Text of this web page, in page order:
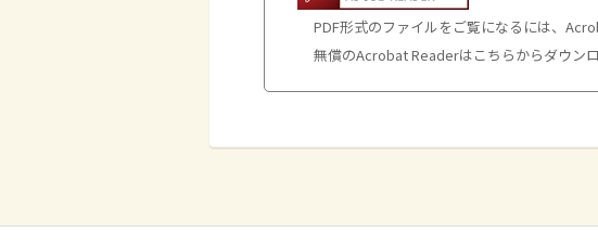
PDF形式のファイルをご覧になるには、
無償のAcrobat Readerはこちらからダウン